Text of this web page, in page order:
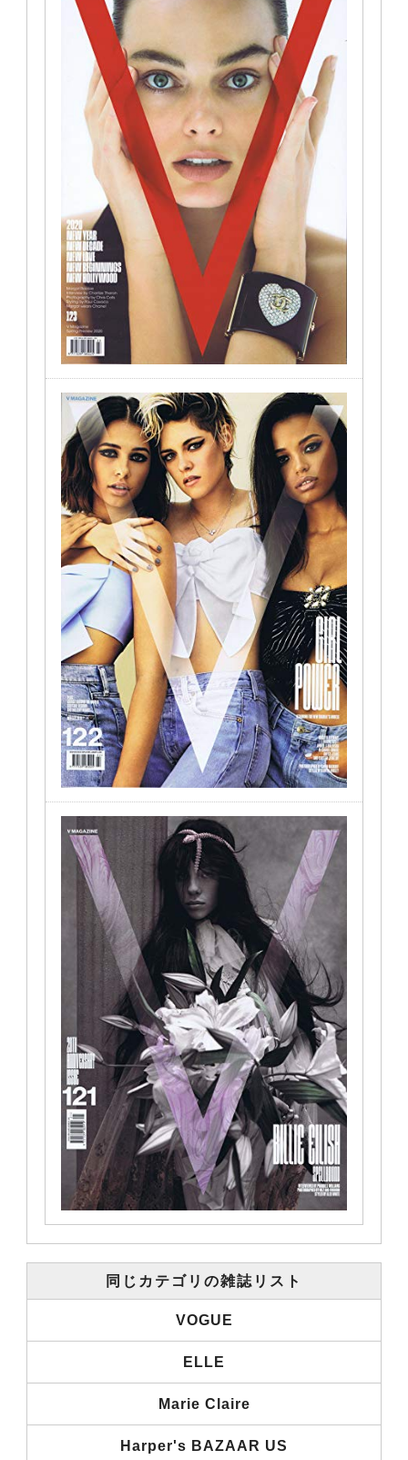
同じカテゴリの雑誌リスト
VOGUE
ELLE
Marie Claire
Harper's BAZAAR US